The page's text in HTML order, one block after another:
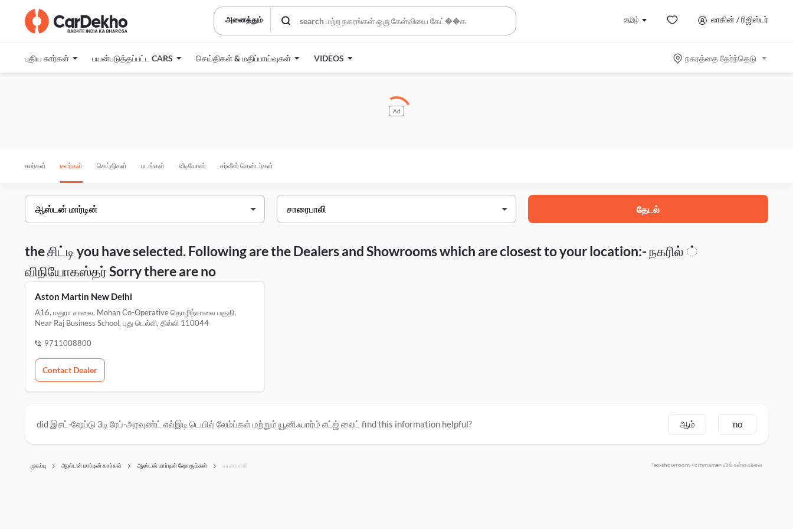
அனைத்தும் தமிழ் லாகின் / ரிஜிஸ்டர்
புதிய கார்கள் பயன்படுத்தப்பட்ட CARS செய்திகள் & மதிப்பாய்வுகள் VIDEOS நகரத்தை தேர்ந்தெடு
Ad
கார்கள் டீலர்கள் செய்திகள் படங்கள் வீடியோஸ் சர்வீஸ் சென்டர்கள்
தேடல்
the சிட்டி you have selected. Following are the Dealers and Showrooms which are closest to your location:- நகரில் ்
விநியோகஸ்தர் Sorry there are no
Aston Martin New Delhi
A16, மதுரா சாலை, Mohan Co-Operative தொழிற்சாலை பகுதி,
Near Raj Business School, புது டெல்லி, தில்லி 110044
9711008800
Contact Dealer
did இசட்-ஷேப்டு 3டி ரேப்-அரவுண்ட் எல்இடி டெயில் லேம்ப்கள் மற்றும் யூனிஃபார்ம் எட்ஜ் லைட் find this information helpful? ஆம் no
முகப்பு ஆஸ்டன் மார்டின் கார்கள் ஆஸ்டன் மார்டின் ஷோரூம்கள் சாரைபாலி *ex-showroom <cityname> யில் உள்ள விலை